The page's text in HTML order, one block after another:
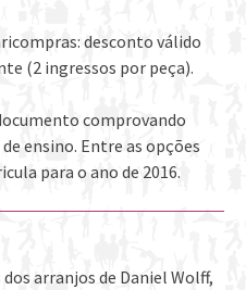
desconto válido
(2 ingressos por peça).
comprovando
ensino. Entre as opções
para o ano de 2016.
arranjos de Daniel Wolff,